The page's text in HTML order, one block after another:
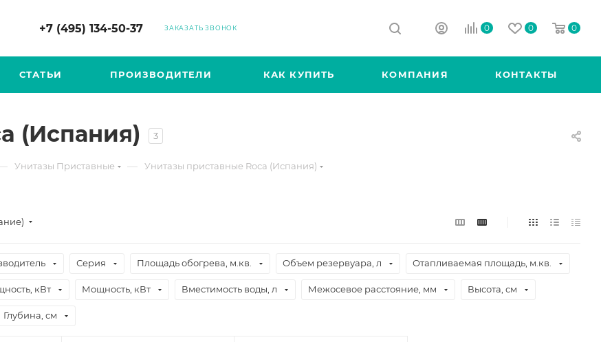
+7 (495) 134-50-37 ЗАКАЗАТЬ ЗВОНОК 0 0 0
СТАТЬИ ПРОИЗВОДИТЕЛИ КАК КУПИТЬ КОМПАНИЯ КОНТАКТЫ
(Испания) 3
Унитазы Приставные — Унитазы приставные Roca (Испания)
Серия Площадь обогрева, м.кв. Объем резервуара, л Отапливаемая площадь, м.кв.
кВт Мощность, кВт Вместимость воды, л Межосевое расстояние, мм Высота, см
Глубина, см